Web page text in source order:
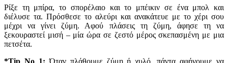
Ρίξε τη μπίρα, το σπορέλαιο και το μπέικιν σε ένα μπολ και
διέλυσε τα. Πρόσθεσε το αλεύρι και ανακάτευε με το χέρι σου
μέχρι να γίνει ζύμη. Αφού πλάσεις τη ζύμη, άφησε τη να
ξεκουραστεί μισή – μία ώρα σε ζεστό μέρος σκεπασμένη με μια
πετσέτα.